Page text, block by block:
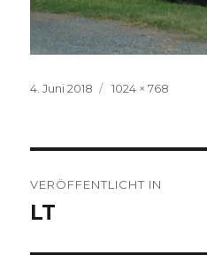
Veröffentlicht
4. Juni 2018
Volle
1024 × 768
VERÖFFENTLICHT IN
LT